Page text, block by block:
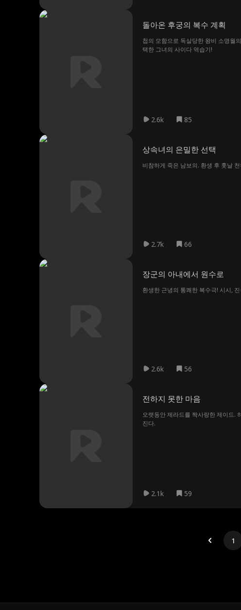
돌아온 후궁의 복수 계획
첩의 모함으로 독살당한 왕비 소명월
택한 그녀의 사이다 역습기!
2.6k 85
상속녀의 은밀한 선택
비참하게 죽은 남보의. 환생 후 훗날
2.7k 66
장군의 아내에서 원수로
환생한 근녕의 통쾌한 복수극! 시시,
2.6k 56
전하지 못한 마음
오랫동안 제라드를 짝사랑한 제이드.
진다.
2.1k 59
1